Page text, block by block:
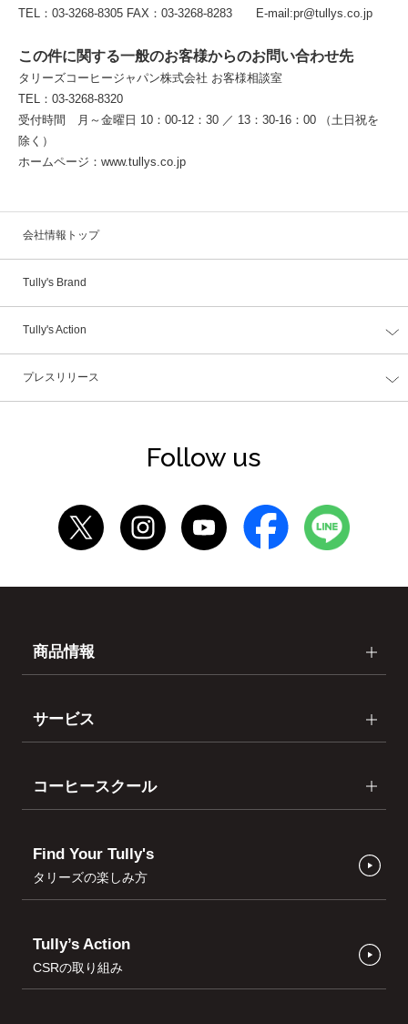
TEL：03-3268-8305 FAX：03-3268-8283 E-mail:pr@tullys.co.jp
この件に関する一般のお客様からのお問い合わせ先
タリーズコーヒージャパン株式会社 お客様相談室
TEL：03-3268-8320
受付時間 月～金曜日 10：00-12：30 ／ 13：30-16：00 （土日祝を
除く）
ホームページ：www.tullys.co.jp
会社情報トップ
Tully's Brand
Tully's Action
プレスリリース
Follow us
商品情報
サービス
コーヒースクール
Find Your Tully's
タリーズの楽しみ方
Tully’s Action
CSRの取り組み